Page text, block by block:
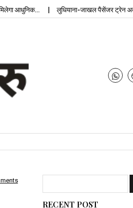
आधुनिक… लुधियाना-जाखल पैसेंजर ट्रेन अब
RECENT POST